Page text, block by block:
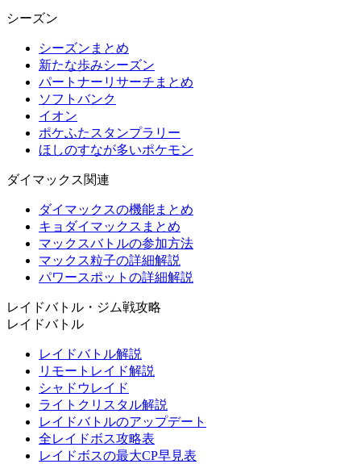
シーズン
シーズンまとめ
新たな歩みシーズン
パートナーリサーチまとめ
ソフトバンク
イオン
ポケふたスタンプラリー
ほしのすなが多いポケモン
ダイマックス関連
ダイマックスの機能まとめ
キョダイマックスまとめ
マックスバトルの参加方法
マックス粒子の詳細解説
パワースポットの詳細解説
レイドバトル・ジム戦攻略
レイドバトル
レイドバトル解説
リモートレイド解説
シャドウレイド
ライトクリスタル解説
レイドバトルのアップデート
全レイドボス攻略表
レイドボスの最大CP早見表